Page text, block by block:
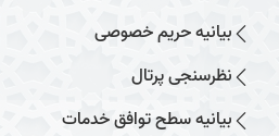
بیانیه حریم خصوصی
نظرسنجی پرتال
بیانیه سطح توافق خدمات